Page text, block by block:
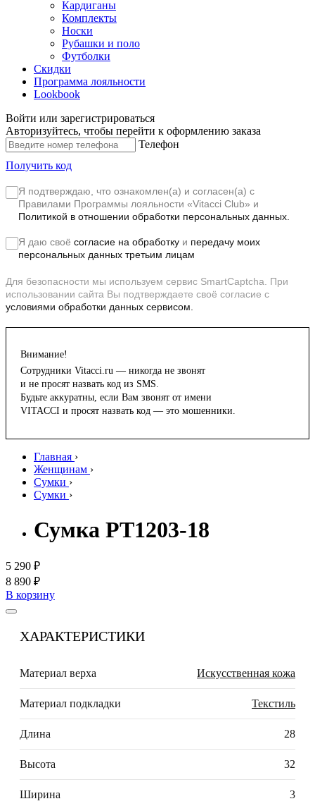
Кардиганы
Комплекты
Носки
Рубашки и поло
Футболки
Скидки
Программа лояльности
Lookbook
Войти или зарегистрироваться
Авторизуйтесь, чтобы перейти к оформлению заказа
Телефон
Получить код
Я подтверждаю, что ознакомлен(а) и согласен(а) с
Правилами Программы лояльности «Vitacci Club» и
Политикой в отношении обработки персональных данных.
Я даю своё согласие на обработку и передачу моих
персональных данных третьим лицам
Для безопасности мы используем сервис SmartCaptcha. При
использовании сайта Вы подтверждаете своё согласие с
условиями обработки данных сервисом.
Внимание!
Сотрудники Vitacci.ru — никогда не звонят
и не просят назвать код из SMS.
Будьте аккуратны, если Вам звонят от имени
VITACCI и просят назвать код — это мошенники.
Главная ›
Женщинам ›
Сумки ›
Сумки ›
Сумка PT1203-18
5 290 ₽
8 890 ₽
В корзину
ХАРАКТЕРИСТИКИ
Материал верха Искусственная кожа
Материал подкладки Текстиль
Длина 28
Высота 32
Ширина 3